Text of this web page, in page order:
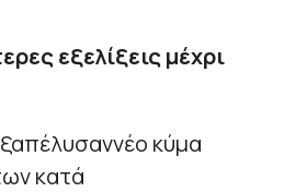
εξελίξεις μέχρι
κύμα
κατά